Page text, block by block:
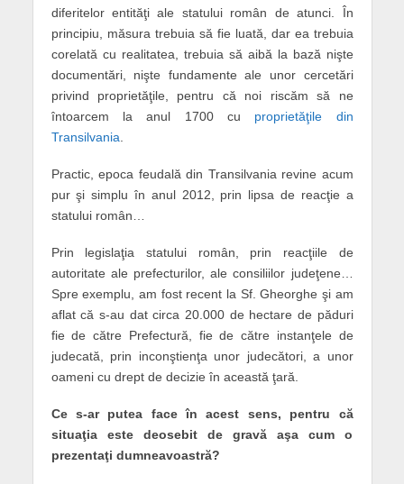
diferitelor entităţi ale statului român de atunci. În
principiu, măsura trebuia să fie luată, dar ea trebuia
corelată cu realitatea, trebuia să aibă la bază nişte
documentări, nişte fundamente ale unor cercetări
privind proprietăţile, pentru că noi riscăm să ne
întoarcem la anul 1700 cu proprietăţile din
Transilvania
Practic, epoca feudală din Transilvania revine acum
pur şi simplu în anul 2012, prin lipsa de reacţie a
statului român…
Prin legislaţia statului român, prin reacţiile de
autoritate ale prefecturilor, ale consiliilor judeţene…
Spre exemplu, am fost recent la Sf. Gheorghe şi am
aflat că s-au dat circa 20.000 de hectare de păduri
fie de către Prefectură, fie de către instanţele de
judecată, prin inconştienţa unor judecători, a unor
oameni cu drept de decizie în această ţară.
Ce s-ar putea face în acest sens, pentru că
situaţia este deosebit de gravă aşa cum o
prezentaţi dumneavoastră?